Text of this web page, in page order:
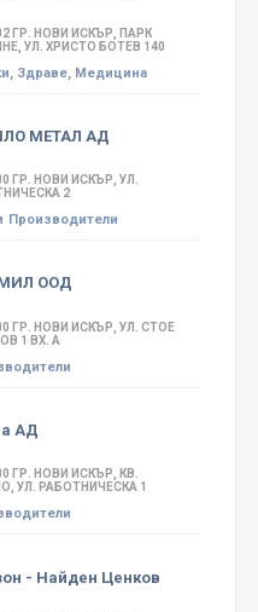
ГР. НОВИ ИСКЪР, ПАРК
УЛ. ХРИСТО БОТЕВ 140
Здраве, Медицина
МЕТАЛ АД
ГР. НОВИ ИСКЪР, УЛ.
2
Производители
ООД
ГР. НОВИ ИСКЪР, УЛ. СТОЕ
1 ВХ. А
АД
ГР. НОВИ ИСКЪР, КВ.
УЛ. РАБОТНИЧЕСКА 1
- Найден Ценков